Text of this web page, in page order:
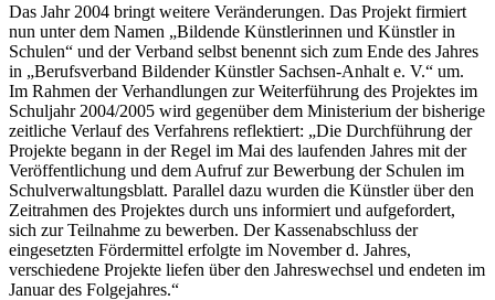
Das Jahr 2004 bringt weitere Veränderungen. Das Projekt firmiert
nun unter dem Namen „Bildende Künstlerinnen und Künstler in
Schulen“ und der Verband selbst benennt sich zum Ende des Jahres
in „Berufsverband Bildender Künstler Sachsen-Anhalt e. V.“ um.
Im Rahmen der Verhandlungen zur Weiterführung des Projektes im
Schuljahr 2004/2005 wird gegenüber dem Ministerium der bisherige
zeitliche Verlauf des Verfahrens reflektiert: „Die Durchführung der
Projekte begann in der Regel im Mai des laufenden Jahres mit der
Veröffentlichung und dem Aufruf zur Bewerbung der Schulen im
Schulverwaltungsblatt. Parallel dazu wurden die Künstler über den
Zeitrahmen des Projektes durch uns informiert und aufgefordert,
sich zur Teilnahme zu bewerben. Der Kassenabschluss der
eingesetzten Fördermittel erfolgte im November d. Jahres,
verschiedene Projekte liefen über den Jahreswechsel und endeten im
Januar des Folgejahres.“